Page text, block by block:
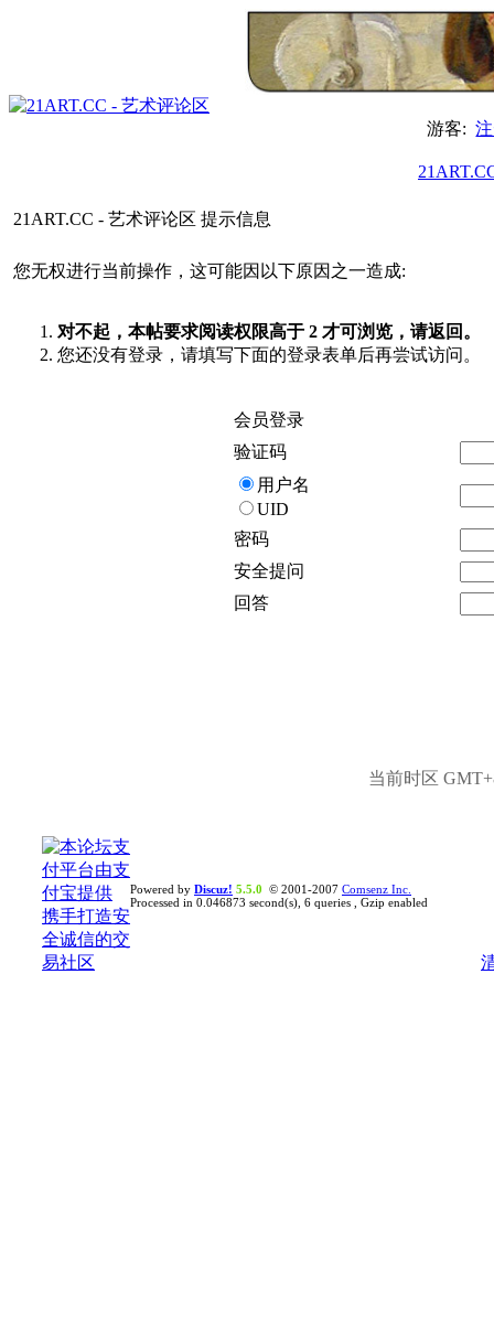
游客:
21ART.CC - 艺术评论区 提示信息
您无权进行当前操作，这可能因以下原因之一造成:
对不起，本帖要求阅读权限高于 2 才可浏览，请返回。
您还没有登录，请填写下面的登录表单后再尝试访问。
会员登录
验证码
用户名
UID
密码
安全提问
回答
当前时区
Powered by Discuz! 5.5.0 © 2001-2007 Comsenz Inc.
Processed in 0.046873 second(s), 6 queries , Gzip enabled